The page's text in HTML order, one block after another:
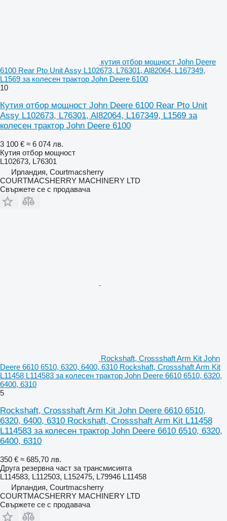
кутия отбор мощност John Deere
6100 Rear Pto Unit Assy L102673, L76301, Al82064, L167349,
L1569 за колесен трактор John Deere 6100
10
Кутия отбор мощност John Deere 6100 Rear Pto Unit
Assy L102673, L76301, Al82064, L167349, L1569 за
колесен трактор John Deere 6100
3 100 € ≈ 6 074 лв.
Кутия отбор мощност
L102673, L76301
Ирландия, Courtmacsherry
COURTMACSHERRY MACHINERY LTD
Свържете се с продавача
Rockshaft, Crossshaft Arm Kit John
Deere 6610 6510, 6320, 6400, 6310 Rockshaft, Crossshaft Arm Kit
L11458 L114583 за колесен трактор John Deere 6610 6510, 6320,
6400, 6310
5
Rockshaft, Crossshaft Arm Kit John Deere 6610 6510,
6320, 6400, 6310 Rockshaft, Crossshaft Arm Kit L11458
L114583 за колесен трактор John Deere 6610 6510, 6320,
6400, 6310
350 € ≈ 685,70 лв.
Друга резервна част за трансмисията
L114583, L112503, L152475, L79946 L11458
Ирландия, Courtmacsherry
COURTMACSHERRY MACHINERY LTD
Свържете се с продавача